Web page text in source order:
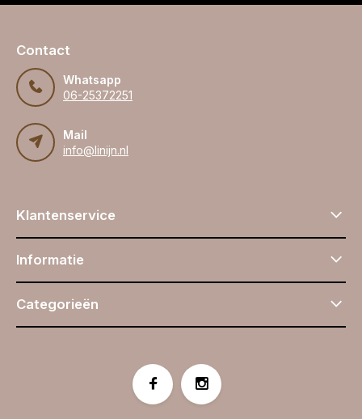
Contact
Whatsapp
06-25372251
Mail
info@linijn.nl
Klantenservice
Informatie
Categorieën